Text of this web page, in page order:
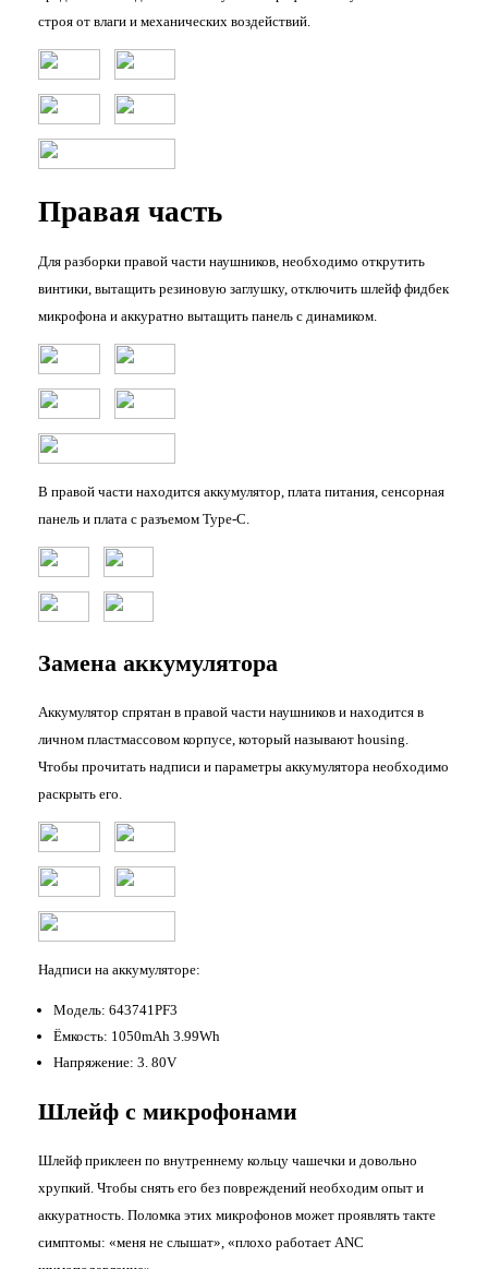
строя от влаги и механических воздействий.
Правая часть
Для разборки правой части наушников, необходимо открутить
винтики, вытащить резиновую заглушку, отключить шлейф фидбек
микрофона и аккуратно вытащить панель с динамиком.
В правой части находится аккумулятор, плата питания, сенсорная
панель и плата с разъемом Type-C.
Замена аккумулятора
Аккумулятор спрятан в правой части наушников и находится в
личном пластмассовом корпусе, который называют housing.
Чтобы прочитать надписи и параметры аккумулятора необходимо
раскрыть его.
Надписи на аккумуляторе:
Модель: 643741PF3
Ёмкость: 1050mAh 3.99Wh
Напряжение: 3. 80V
Шлейф с микрофонами
Шлейф приклеен по внутреннему кольцу чашечки и довольно
хрупкий. Чтобы снять его без повреждений необходим опыт и
аккуратность. Поломка этих микрофонов может проявлять такте
симптомы: «меня не слышат», «плохо работает ANC